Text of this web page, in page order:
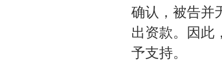
确认，被告并
出资款。因此
予支持。